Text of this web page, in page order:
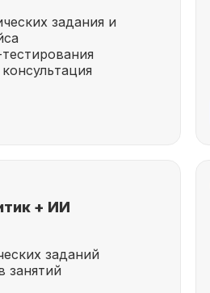
задания и
+ ИИ
заданий
занятий